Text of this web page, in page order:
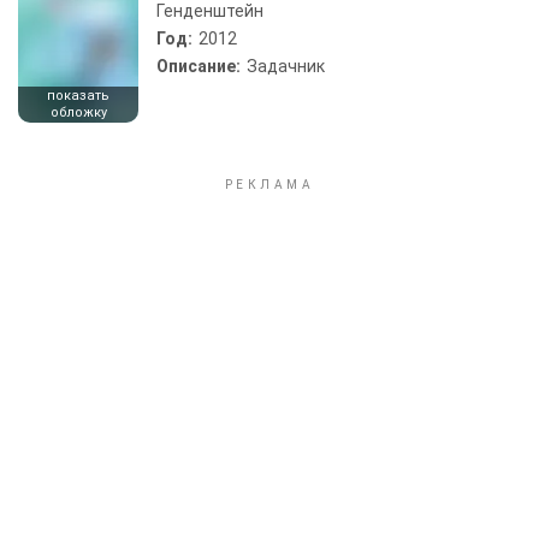
показать
обложку
Генденштейн
Год: 2012
Описание: Задачник